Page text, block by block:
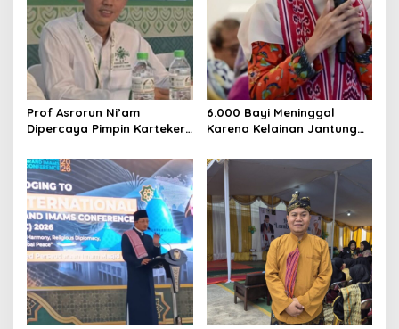
Prof Asrorun Ni’am
Dipercaya Pimpin Karteker
Regenerasi Kepemimpinan
NU
6.000 Bayi Meninggal
Karena Kelainan Jantung
Pemerataan Operasi
Jantung Anak